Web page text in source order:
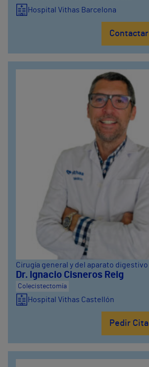
Hospital Vithas Barcelona
Contactar
Cirugía general y del aparato digestivo
Dr. Ignacio Cisneros Reig
Colecistectomía
Hospital Vithas Castellón
Pedir Cita